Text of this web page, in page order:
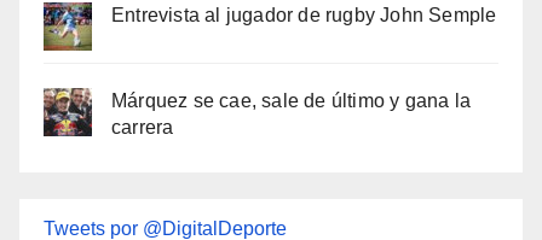
Entrevista al jugador de rugby John Semple
Márquez se cae, sale de último y gana la
carrera
Tweets por @DigitalDeporte